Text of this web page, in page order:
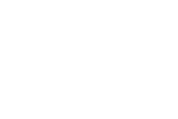
занимает много места, что